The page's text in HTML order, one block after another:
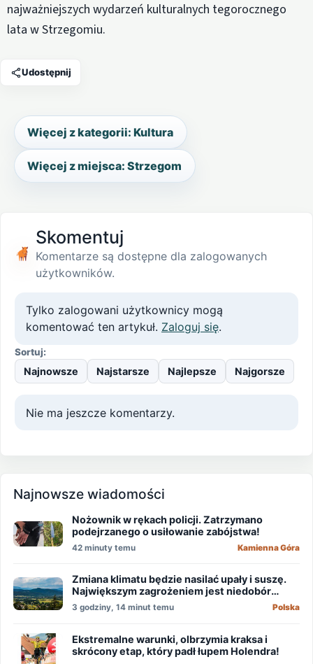
najważniejszych wydarzeń kulturalnych tegorocznego
lata w Strzegomiu.
Udostępnij
Więcej z kategorii: Kultura
Więcej z miejsca: Strzegom
Skomentuj
Komentarze są dostępne dla zalogowanych
użytkowników.
Tylko zalogowani użytkownicy mogą
komentować ten artykuł. Zaloguj się.
Sortuj:
Najnowsze Najstarsze Najlepsze Najgorsze
Nie ma jeszcze komentarzy.
Najnowsze wiadomości
Nożownik w rękach policji. Zatrzymano
podejrzanego o usiłowanie zabójstwa!
42 minuty temu Kamienna Góra
Zmiana klimatu będzie nasilać upały i suszę.
Największym zagrożeniem jest niedobór
wody
3 godziny, 14 minut temu Polska
Ekstremalne warunki, olbrzymia kraksa i
skrócony etap, który padł łupem Holendra!